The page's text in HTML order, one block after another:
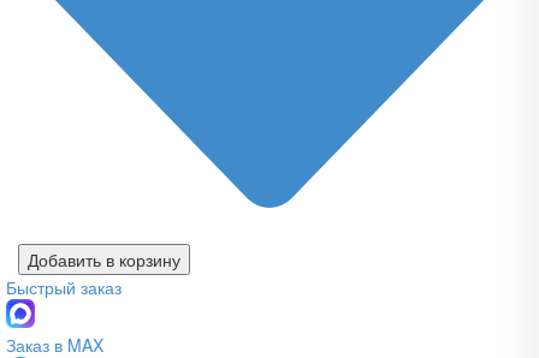
Добавить в корзину
Быстрый заказ
Заказ в MAX